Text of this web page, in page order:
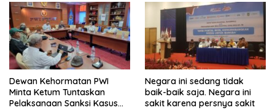
Dewan Kehormatan PWI
Minta Ketum Tuntaskan
Pelaksanaan Sanksi Kasus
Negara ini sedang tidak
baik-baik saja. Negara ini
sakit karena persnya sakit